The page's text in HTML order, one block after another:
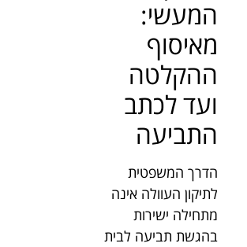
המעשי:
מאיסוף
ההקלטה
ועד לכתב
התביעה
הדרך המשפטית
לתיקון העוולה אינה
מתחילה ישירות
בהגשת תביעה לבית